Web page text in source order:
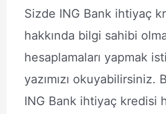
Sizde ING Bank ihtiyaç
hakkında bilgi sahibi
hesaplamaları yapmak
yazımızı okuyabilirsiniz.
ING Bank ihtiyaç kredisi